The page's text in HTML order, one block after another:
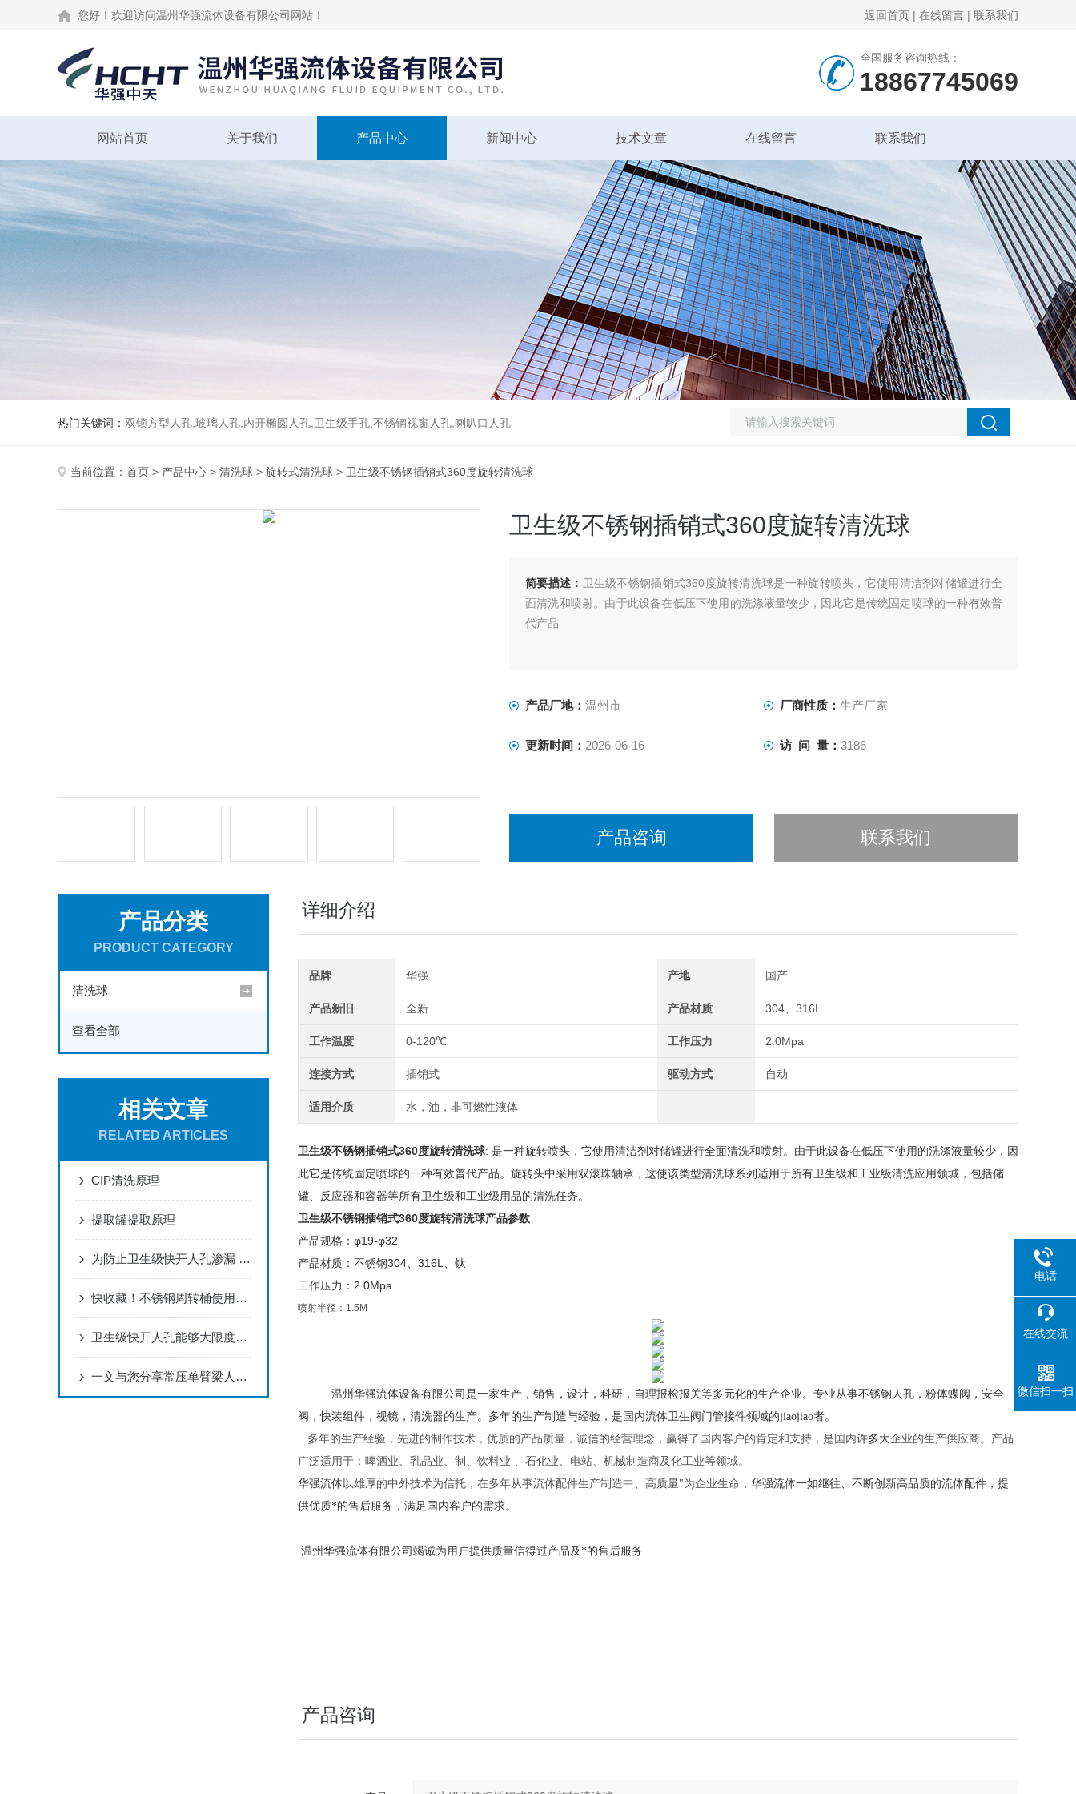
您好！欢迎访问温州华强流体设备有限公司网站！ 返回首页 | 在线留言 | 联系我们
全国服务咨询热线：
18867745069
网站首页 关于我们 产品中心 新闻中心 技术文章 在线留言 联系我们
热门关键词： 双锁方型人孔,玻璃人孔,内开椭圆人孔,卫生级手孔,不锈钢视窗人孔,喇叭口人孔
当前位置： 首页 > 产品中心 > 清洗球 > 旋转式清洗球 > 卫生级不锈钢插销式360度旋转清洗球
卫生级不锈钢插销式360度旋转清洗球
简要描述： 卫生级不锈钢插销式360度旋转清洗球是一种旋转喷头，它使用清洁剂对储罐进行全
面清洗和喷射。由于此设备在低压下使用的洗涤液量较少，因此它是传统固定喷球的一种有效普
代产品
产品厂地： 温州市 厂商性质： 生产厂家
更新时间： 2026-06-16 访 问 量： 3186
产品咨询 联系我们
产品分类
PRODUCT CATEGORY
清洗球
查看全部
相关文章
RELATED ARTICLES
CIP清洗原理
提取罐提取原理
为防止卫生级快开人孔渗漏 其安装质量很重要
快收藏！不锈钢周转桶使用过程中常见问题的对应解决妙招
卫生级快开人孔能够大限度的保护储罐的安全
一文与您分享常压单臂梁人孔的常见问题相应解决方法
详细介绍
品牌 华强 产地 国产
产品新旧 全新 产品材质 304、316L
工作温度 0-120℃ 工作压力 2.0Mpa
连接方式 插销式 驱动方式 自动
适用介质 水，油，非可燃性液体
卫生级不锈钢插销式360度旋转清洗球: 是一种旋转喷头，它使用清洁剂对储罐进行全面清洗和喷射。由于此设备在低压下使用的洗涤液量较少，因
此它是传统固定喷球的一种有效普代产品。旋转头中采用双滚珠轴承，这使该类型清洗球系列适用于所有卫生级和工业级清洗应用领城，包括储
罐、反应器和容器等所有卫生级和工业级用品的清洗任务。
卫生级不锈钢插销式360度旋转清洗球产品参数
产品规格：φ19-φ32
产品材质：不锈钢304、316L、钛
工作压力：2.0Mpa
喷射半径：1.5M
温州 华强流体设备有限公司是一家生产，销售，设计，科研，自理报检报关等多元化的生产企业。专业从事不锈钢人孔，粉体蝶阀，安全
阀，快装组件，视镜，清洗器的生产。多年的生产制造与经验，是国内流体卫生阀门管接件领域的jiaojiao者。
多年的生产经验，先进的制作技术，优质的产品质量，诚信的经营理念，赢得了国内客户的肯定和支持，是国内许多大企业的生产供应商。产品
广泛适用于：啤酒业、乳品业、制、饮料业 、石化业、电站、机械制造商及化工业等领域。
华强流体以雄厚的中外技术为信托，在多年从事流体配件生产制造中、高质量"为企业生命， 华强流体一如继往、不断创新高品质的流体配件，提
供优质*的售后服务，满足国内客户的需求。
温州华强流体有限公司 竭诚为用户提供质量信得过产品及*的售后服务
产品咨询
电话
在线交流
微信扫一扫